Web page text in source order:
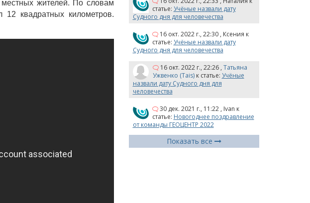
жителей. По словам
12 квадратных километров.
статье: Учёные назвали дату
Судного дня для человечества
16 окт. 2022 г., 22:30 , Ксения к
статье: Учёные назвали дату
Судного дня для человечества
16 окт. 2022 г., 22:26 , Татьяна
Ужвенко (Tais) к статье: Учёные
назвали дату Судного дня для
человечества
30 дек. 2021 г., 11:22 , Ivan к
статье: Новогоднее поздравление
от команды ГЕОЦЕНТР 2022
Показать все